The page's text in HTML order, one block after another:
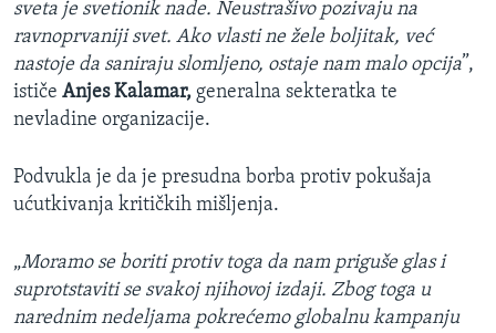
sveta je svetionik nade. Neustrašivo pozivaju na
ravnoprvaniji svet. Ako vlasti ne žele boljitak, već
nastoje da saniraju slomljeno, ostaje nam malo opcija”,
ističe Anjes Kalamar, generalna sekteratka te
nevladine organizacije.
Podvukla je da je presudna borba protiv pokušaja
ućutkivanja kritičkih mišljenja.
„Moramo se boriti protiv toga da nam priguše glas i
suprotstaviti se svakoj njihovoj izdaji. Zbog toga u
narednim nedeljama pokrećemo globalnu kampanju